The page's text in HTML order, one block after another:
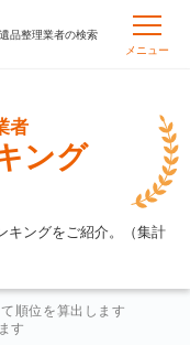
品整理業者の検索
メニュー
者
ング
キングをご紹介。（集計
順位を算出します
す